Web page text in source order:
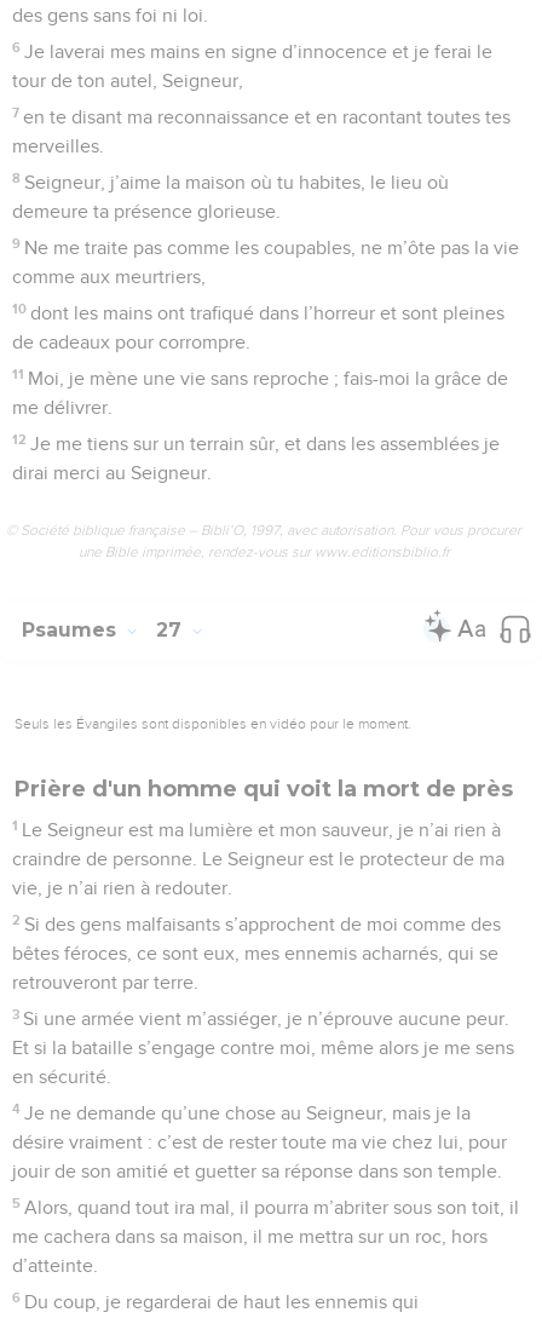
16
Fais-moi la grâce de te tourner vers moi, Seigneur, car je
suis seul et misérable.
17
Soulage mon cœur de ses angoisses et retire-moi de la
détresse.
Considère ma misère et ma peine, et pardonne toutes mes
fautes.
19
Constate combien mes ennemis sont nombreux et quelle
violente haine ils me portent.
Protège-moi et délivre-moi ; que je n’aie pas à regretter
d’avoir eu recours à toi !
21
Je compte sur toi, pour me garder dans l’innocence et la
droiture.
O Dieu, délivre Israël, délivre-le de toutes ses détresses !
une Bible imprimée, rendez-vous sur www.editionsbiblio.fr
Psaumes 26
Chez le Seigneur, je me sens en sécurité
reproche, et j’ai en toi une confiance inébranlable.
2 Mets-moi vraiment à l’épreuve, Seigneur, contrôle mes
pensées et mes sentiments.
3 J’ai devant les yeux les marques de ta bonté et je vis de ta
fidélité.
4 Je n’ai pas fréquenté les intrigants, et je ne vais pas avec
les hypocrites.
5 Je déteste les bandes de malfaiteurs, et je reste à l’écart
des gens sans foi ni loi.
6 Je laverai mes mains en signe d’innocence et je ferai le
tour de ton autel, Seigneur,
7 en te disant ma reconnaissance et en racontant toutes tes
merveilles.
Seigneur, j’aime la maison où tu habites, le lieu où
demeure ta présence glorieuse.
comme aux meurtriers,